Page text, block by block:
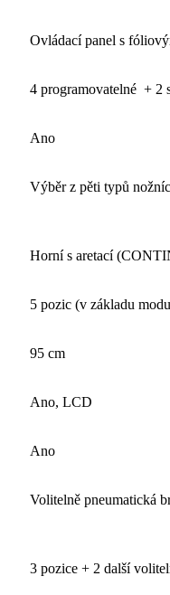
Ovládací panel s
4 programovatelné + 2
Ano
Výběr z pěti typů
Horní s aretací
5 pozic (v základu
95 cm
Ano, LCD
Ano
Volitelně pneumatická
3 pozice + 2 další